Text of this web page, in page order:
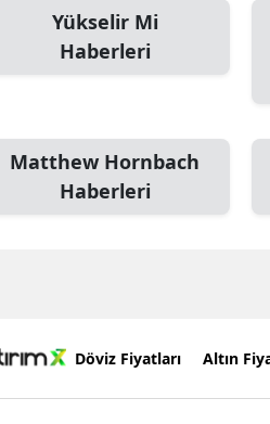
Yükselir Mi
Haberleri
Matthew Hornbach
Haberleri
Döviz Fiyatları Altın